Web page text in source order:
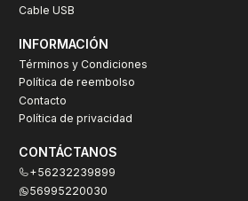
Cable USB
INFORMACIÓN
Términos y Condiciones
Política de reembolso
Contacto
Política de privacidad
CONTÁCTANOS
+56232239899
56995220030